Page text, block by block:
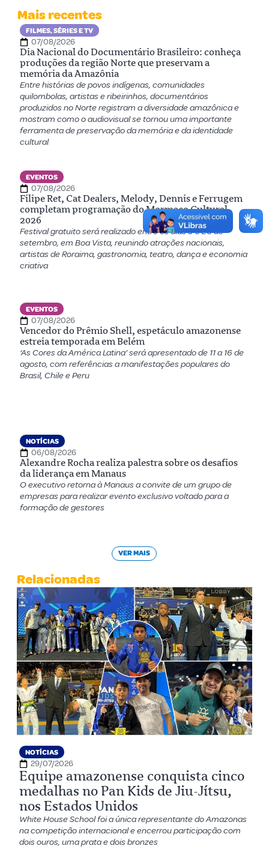
Mais recentes
FILMES, SÉRIES E TV
07/08/2026
Dia Nacional do Documentário Brasileiro: conheça
produções da região Norte que preservam a
memória da Amazônia
Entre histórias de povos indígenas, comunidades
quilombolas, artistas e ribeirinhos, documentários
produzidos no Norte registram a diversidade amazônica e
mostram como o audiovisual se tornou uma importante
ferramenta de preservação da memória e da identidade
cultural
EVENTOS
07/08/2026
Filipe Ret, Cat Dealers, Melody, Dennis e Ferrugem
completam programação do Mormaço Cultural
2026
Festival gratuito será realizado entre os dias 9 e 20 de
setembro, em Boa Vista, reunindo atrações nacionais,
artistas de Roraima, gastronomia, teatro, dança e economia
criativa
EVENTOS
07/08/2026
Vencedor do Prêmio Shell, espetáculo amazonense
estreia temporada em Belém
‘As Cores da América Latina’ será apresentado de 11 a 16 de
agosto, com referências a manifestações populares do
Brasil, Chile e Peru
NOTÍCIAS
06/08/2026
Alexandre Rocha realiza palestra sobre os desafios
da liderança em Manaus
O executivo retorna à Manaus a convite de um grupo de
empresas para realizar evento exclusivo voltado para a
formação de gestores
VER MAIS
Relacionadas
NOTÍCIAS
29/07/2026
Equipe amazonense conquista cinco
medalhas no Pan Kids de Jiu-Jítsu,
nos Estados Unidos
White House School foi a única representante do Amazonas
na competição internacional e encerrou participação com
dois ouros, uma prata e dois bronzes